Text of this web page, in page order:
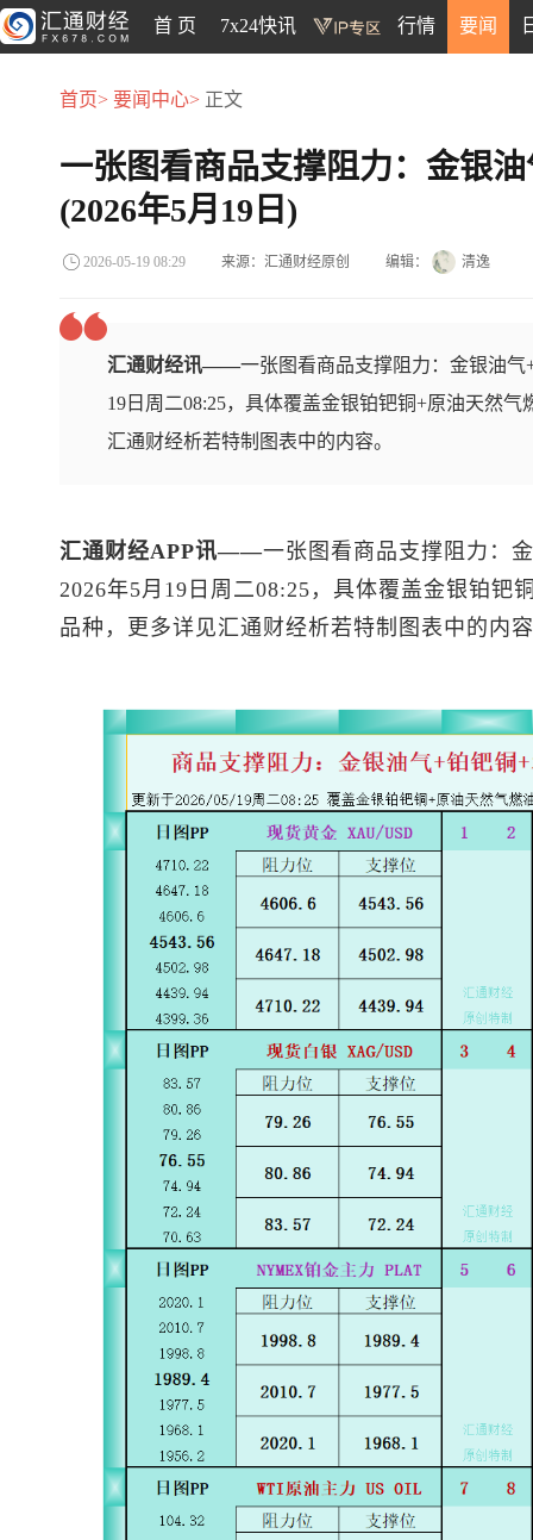
首 页 7x24快讯 行情 要闻
首页> 要闻中心> 正文
一张图看商品支撑阻力：金银
(2026年5月19日)
2026-05-19 08:29 来源：汇通财经原创 编辑： 清逸
汇通财经讯——一张图看商品支撑阻力：金银油气
19日周二08:25，具体覆盖金银铂钯铜+原油天然
汇通财经析若特制图表中的内容。
汇通财经APP讯——一张图看商品支撑阻力：
2026年5月19日周二08:25，具体覆盖金银铂钯
品种，更多详见汇通财经析若特制图表中的内